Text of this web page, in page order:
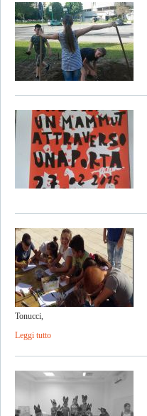
Tonucci,
Leggi tutto